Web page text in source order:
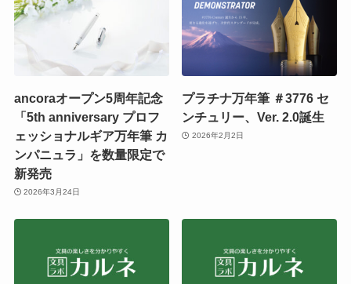
ancoraオープン5周年記念
「5th anniversary プロフ
ェッショナルギア万年筆 カ
ンパニュラ」を数量限定で
新発売
2026年3月24日
プラチナ万年筆 ＃3776 セ
ンチュリー、Ver. 2.0誕生
2026年2月2日